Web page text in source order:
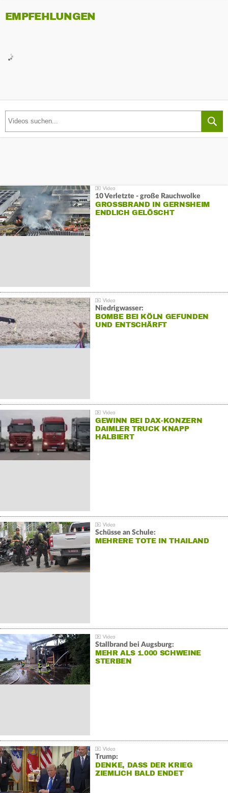
EMPFEHLUNGEN
10 Verletzte - große Rauchwolke
GROSSBRAND IN GERNSHEIM E
NDLICH GELÖSCHT
Niedrigwasser:
BOMBE BEI KÖLN GEFUNDEN
UND ENTSCHÄRFT
GEWINN BEI DAX-KONZERN
DAIMLER TRUCK KNAPP
HALBIERT
Schüsse an Schule:
MEHRERE TOTE IN THAILAND
Stallbrand bei Augsburg:
MEHR ALS 1.000 SCHWEINE
STERBEN
Trump:
DENKE, DASS DER KRIEG
ZIEMLICH BALD ENDET